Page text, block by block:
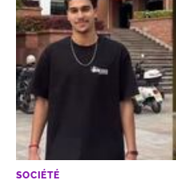
SOCIÉTÉ